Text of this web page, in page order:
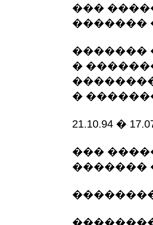
���
�������
�������
�
�
21.10.94 �
���
�������